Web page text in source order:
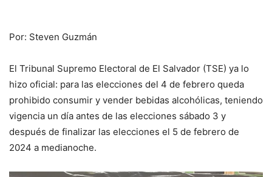
Por: Steven Guzmán
El Tribunal Supremo Electoral de El Salvador (TSE) ya lo
hizo oficial: para las elecciones del 4 de febrero queda
prohibido consumir y vender bebidas alcohólicas, teniendo
vigencia un día antes de las elecciones sábado 3 y
después de finalizar las elecciones el 5 de febrero de
2024 a medianoche.